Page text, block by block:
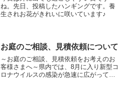
ね。先日、投稿したハンギングです。養
生されお花がきれいに咲いています♪
お庭のご相談、見積依頼について
～お庭のご相談、見積依頼をお考えのお
客様さまへ～県内では、8月に入り新型コ
ロナウイルスの感染が急速に広がってお